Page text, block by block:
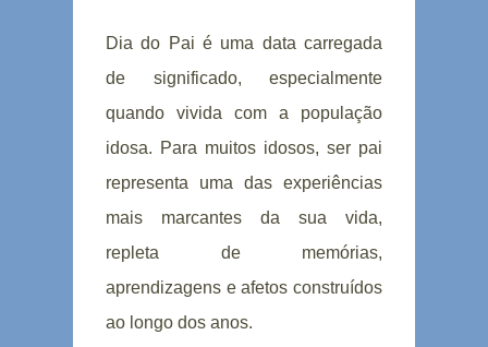
Dia do Pai é uma data carregada
de significado, especialmente
quando vivida com a população
idosa. Para muitos idosos, ser pai
representa uma das experiências
mais marcantes da sua vida,
repleta de memórias,
aprendizagens e afetos construídos
ao longo dos anos.